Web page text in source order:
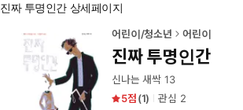
홈
로
이
동
진짜 투명인간 상세페이지
어린이/청소년 어린이
진짜 투명인간
신나는 새싹 13
5
(1) 관심 2